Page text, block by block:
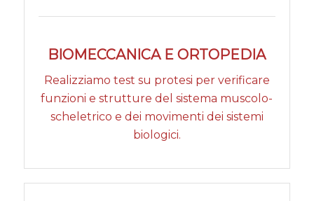
BIOMECCANICA E ORTOPEDIA
Realizziamo test su protesi per verificare
funzioni e strutture del sistema muscolo-
scheletrico e dei movimenti dei sistemi
biologici.